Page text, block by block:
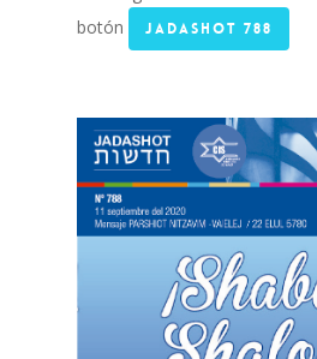
botón
JADASHOT 788